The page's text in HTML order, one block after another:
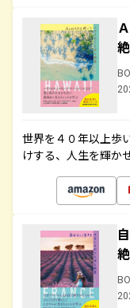
世界を４０年以上歩
けする、人生を輝か